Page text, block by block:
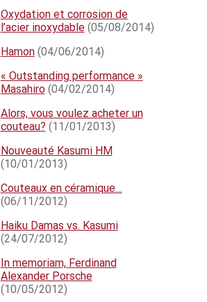
Oxydation et corrosion de
l’acier inoxydable(05/08/2014)
Hamon(04/06/2014)
« Outstanding performance »
Masahiro(04/02/2014)
Alors, vous voulez acheter un
couteau? (11/01/2013)
Nouveauté Kasumi HM
(10/01/2013)
Couteaux en céramique…
(06/11/2012)
Haiku Damas vs. Kasumi
(24/07/2012)
In memoriam, Ferdinand
Alexander Porsche
(10/05/2012)